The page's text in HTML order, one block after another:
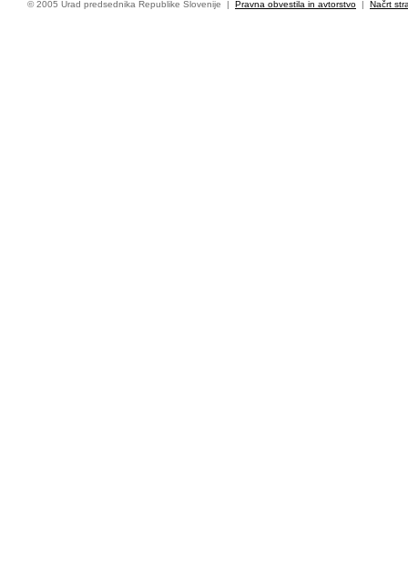
© 2005 Urad predsednika Republike Slovenije | Pravna obvestila in avtorstvo | Načrt